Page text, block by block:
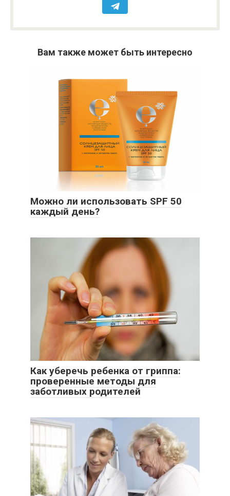
Вам также может быть интересно
Можно ли использовать SPF 50
каждый день?
Как уберечь ребенка от гриппа:
проверенные методы для
заботливых родителей